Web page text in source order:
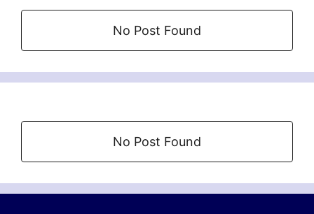
No Post Found
No Post Found